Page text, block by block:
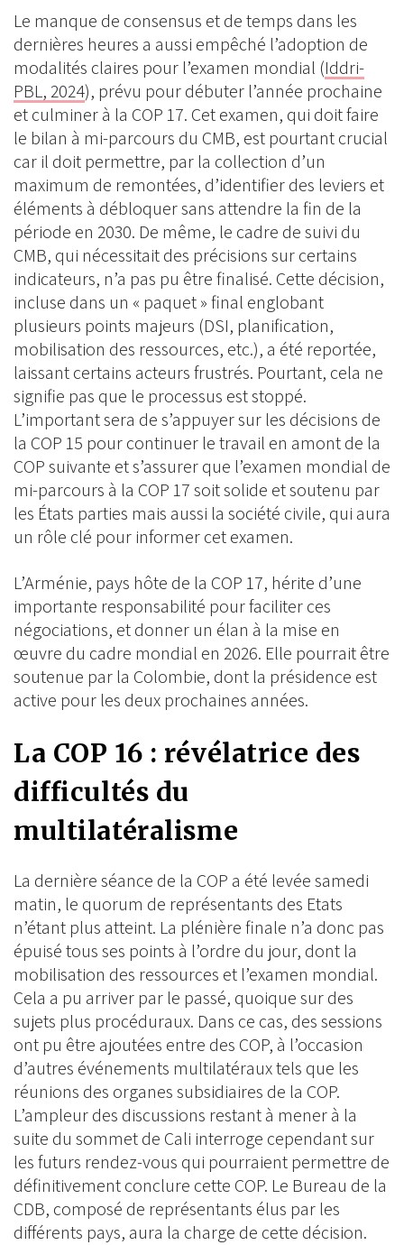
Le manque de consensus et de temps dans les
dernières heures a aussi empêché l’adoption de
modalités claires pour l’examen mondial (Iddri-
PBL, 2024), prévu pour débuter l’année prochaine
et culminer à la COP 17. Cet examen, qui doit faire
le bilan à mi-parcours du CMB, est pourtant crucial
car il doit permettre, par la collection d’un
maximum de remontées, d’identifier des leviers et
éléments à débloquer sans attendre la fin de la
période en 2030. De même, le cadre de suivi du
CMB, qui nécessitait des précisions sur certains
indicateurs, n’a pas pu être finalisé. Cette décision,
incluse dans un « paquet » final englobant
plusieurs points majeurs (DSI, planification,
mobilisation des ressources, etc.), a été reportée,
laissant certains acteurs frustrés. Pourtant, cela ne
signifie pas que le processus est stoppé.
L’important sera de s’appuyer sur les décisions de
la COP 15 pour continuer le travail en amont de la
COP suivante et s’assurer que l’examen mondial de
mi-parcours à la COP 17 soit solide et soutenu par
les États parties mais aussi la société civile, qui aura
un rôle clé pour informer cet examen.
L’Arménie, pays hôte de la COP 17, hérite d’une
importante responsabilité pour faciliter ces
négociations, et donner un élan à la mise en
œuvre du cadre mondial en 2026. Elle pourrait être
soutenue par la Colombie, dont la présidence est
active pour les deux prochaines années.
La COP 16 : révélatrice des
difficultés du
multilatéralisme
La dernière séance de la COP a été levée samedi
matin, le quorum de représentants des Etats
n’étant plus atteint. La plénière finale n’a donc pas
épuisé tous ses points à l’ordre du jour, dont la
mobilisation des ressources et l’examen mondial.
Cela a pu arriver par le passé, quoique sur des
sujets plus procéduraux. Dans ce cas, des sessions
ont pu être ajoutées entre des COP, à l’occasion
d’autres événements multilatéraux tels que les
réunions des organes subsidiaires de la COP.
L’ampleur des discussions restant à mener à la
suite du sommet de Cali interroge cependant sur
les futurs rendez-vous qui pourraient permettre de
définitivement conclure cette COP. Le Bureau de la
CDB, composé de représentants élus par les
différents pays, aura la charge de cette décision.